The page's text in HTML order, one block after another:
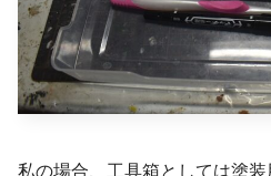
私の場合、工具箱としては塗